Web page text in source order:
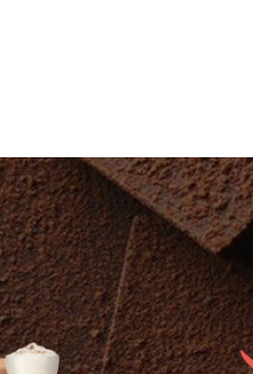
Original